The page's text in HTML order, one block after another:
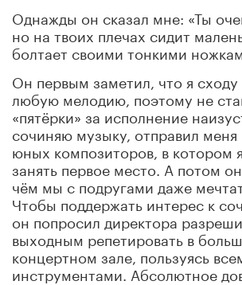
Однажды он сказал мне: «Ты
но на твоих плечах сидит
болтает своими тонкими
Он первым заметил, что я
любую мелодию, поэтому не
«пятёрки» за исполнение
сочиняю музыку, отправил меня
юных композиторов, в котором
занять первое место. А потом
чём мы с подругами даже
Чтобы поддержать интерес к
он попросил директора
выходным репетировать в
концертном зале, пользуясь
инструментами. Абсолютное